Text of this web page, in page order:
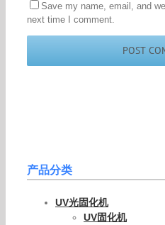
Save my name, email, and
next time I comment.
产品分类
UV光固化机
UV固化机